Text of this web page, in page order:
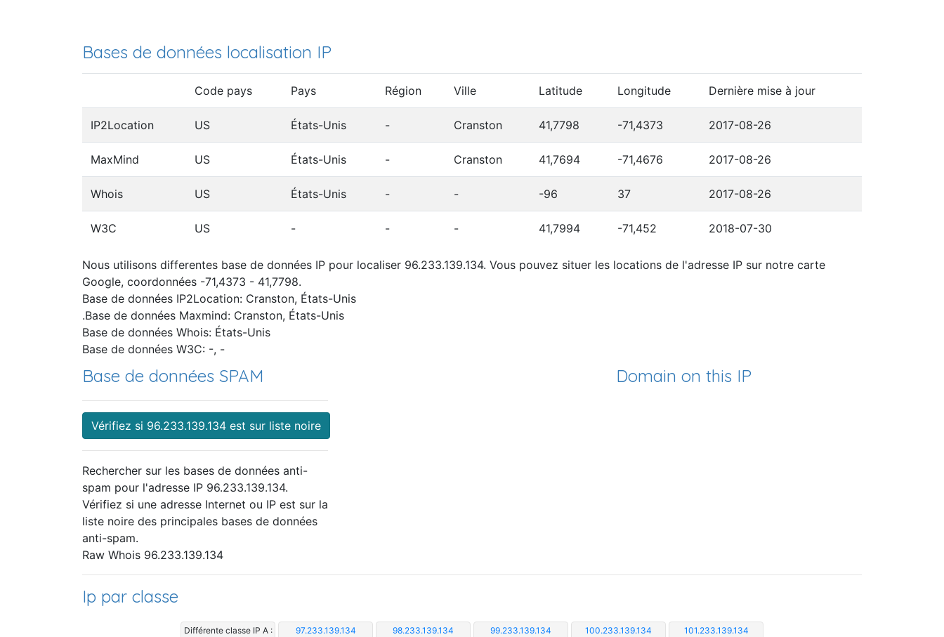
Bases de données localisation IP
Code pays Pays Région Ville Latitude Longitude Dernière mise à jour
IP2Location US États-Unis - Cranston 41,7798 -71,4373 2017-08-26
MaxMind US États-Unis - Cranston 41,7694 -71,4676 2017-08-26
Whois US États-Unis - - -96 37 2017-08-26
W3C US - - - 41,7994 -71,452 2018-07-30
Nous utilisons differentes base de données IP pour localiser 96.233.139.134. Vous pouvez situer les locations de l'adresse IP sur notre carte
Google, coordonnées -71,4373 - 41,7798.
Base de données IP2Location: Cranston, États-Unis
.Base de données Maxmind: Cranston, États-Unis
Base de données Whois: États-Unis
Base de données W3C: -, -
Base de données SPAM
Vérifiez si 96.233.139.134 est sur liste noire
Rechercher sur les bases de données anti-
spam pour l'adresse IP 96.233.139.134.
Vérifiez si une adresse Internet ou IP est sur la
liste noire des principales bases de données
anti-spam.
Domain on this IP
Raw Whois 96.233.139.134
Ip par classe
Différente classe IP A : 97.233.139.134 98.233.139.134 99.233.139.134 100.233.139.134 101.233.139.134